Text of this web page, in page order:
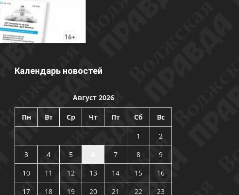
Календарь новостей
Август 2026
Пн Вт Ср Чт Пт Сб Вс
1
2
3
4 5 7 8
9
10
11 12 13 14 15
16
17
18 19 20 21 22
23